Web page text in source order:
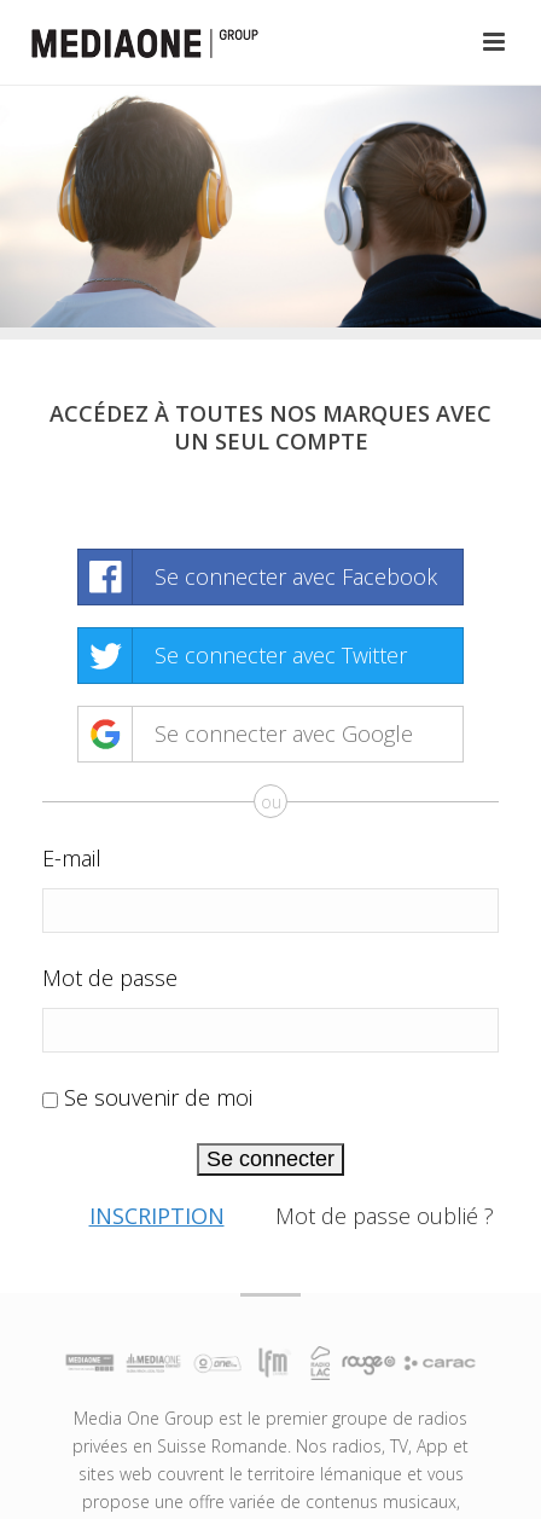
ACCÉDEZ À TOUTES NOS MARQUES AVEC
UN SEUL COMPTE
Se connecter avec Facebook
Se connecter avec Twitter
Se connecter avec Google
ou
E-mail
Mot de passe
Se souvenir de moi
Se connecter
INSCRIPTION Mot de passe oublié ?
Media One Group est le premier groupe de radios
privées en Suisse Romande. Nos radios, TV, App et
sites web couvrent le territoire lémanique et vous
propose une offre variée de contenus musicaux,